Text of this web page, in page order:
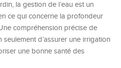
la gestion de l’eau est un
ce qui concerne la profondeur
compréhension précise de
d’assurer une irrigation
une bonne santé des